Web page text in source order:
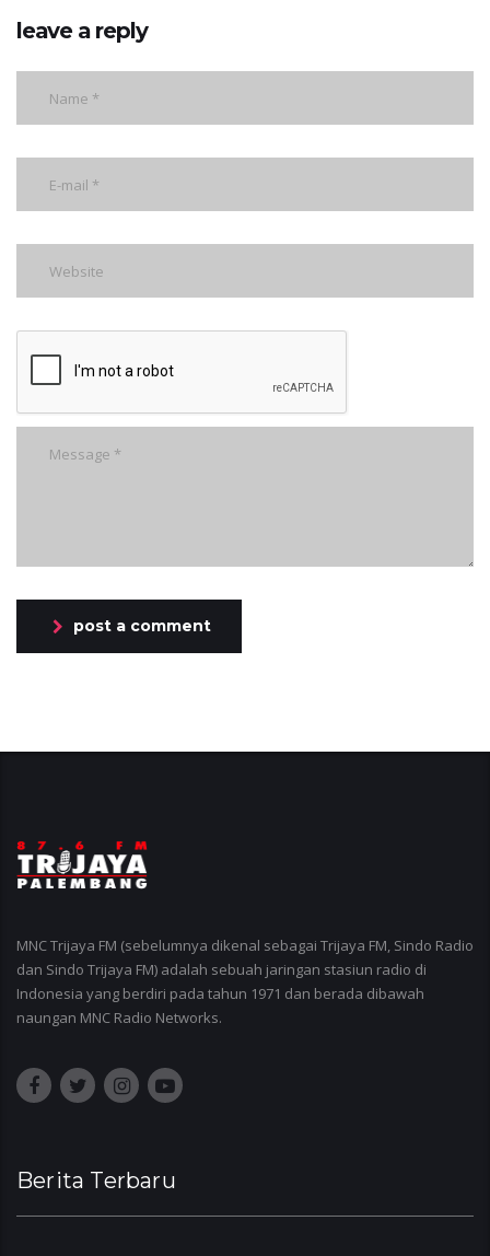
leave a reply
post a comment
MNC Trijaya FM (sebelumnya dikenal sebagai Trijaya FM, Sindo Radio
dan Sindo Trijaya FM) adalah sebuah jaringan stasiun radio di
Indonesia yang berdiri pada tahun 1971 dan berada dibawah
naungan MNC Radio Networks.
Berita Terbaru